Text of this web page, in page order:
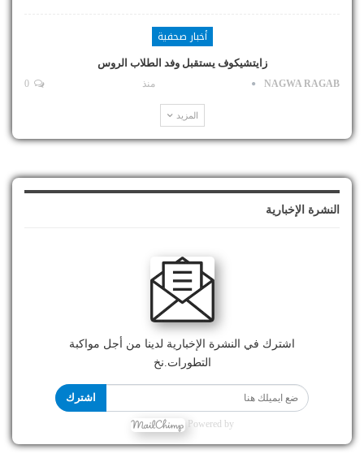
أخبار صحفية
زايتشيكوف يستقبل وفد الطلاب الروس
NAGWA RAGAB منذ
المزيد
النشرة الإخبارية
اشترك في النشرة الإخبارية لدينا من أجل مواكبة
التطورات.نخ
اشترك
Powered by